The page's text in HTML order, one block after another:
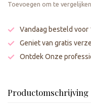
Toevoegen om te vergelijken
Vandaag besteld
Geniet van gratis
Ontdek Onze
Productomschrijving